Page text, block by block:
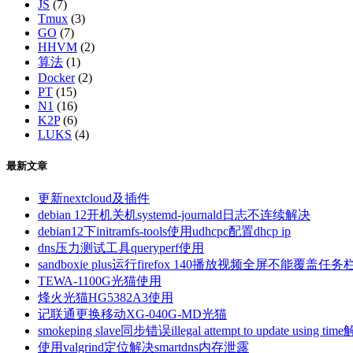
JS (7)
Tmux (3)
GO (7)
HHVM (2)
算法 (1)
Docker(2)
PT (15)
N1 (16)
K2P(6)
LUKS (4)
最新文章
更新nextcloud及插件
debian 12开机关机systemd-journald日志不连续解决
debian12下initramfs-tools使用udhcpc配置dhcp ip
dns压力测试工具queryperf使用
sandboxie plus运行firefox 140播放视频全屏不能覆盖任务
TEWA-1100G光猫使用
烽火光猫HG5382A3使用
记联通更换移动XG-040G-MD光猫
smokeping slave同步错误illegal attempt to update using time
使用valgrind定位解决smartdns内存泄露